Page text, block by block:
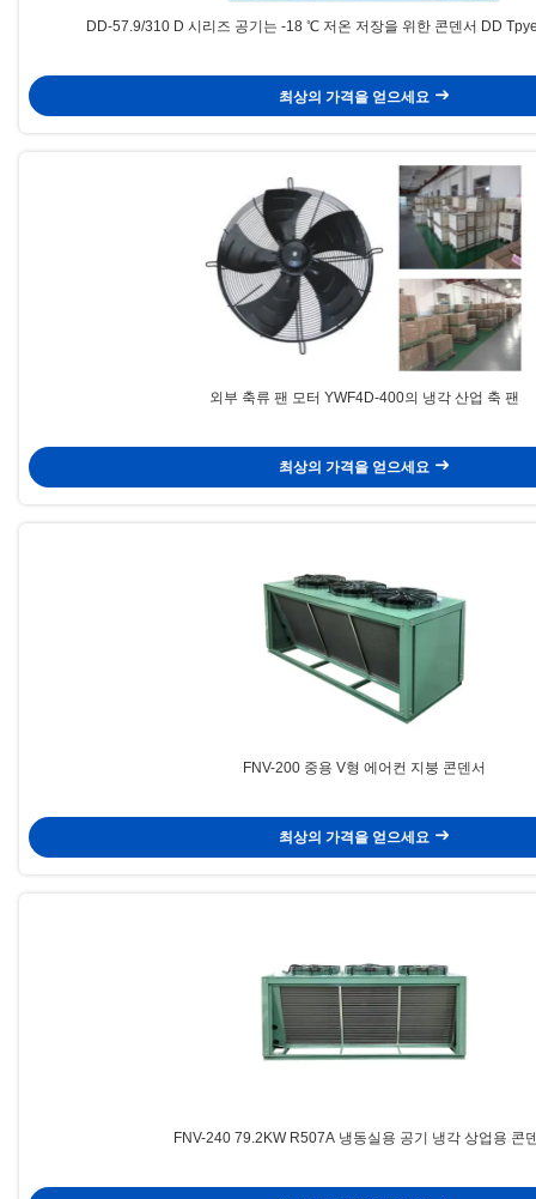
DD-57.9/310 D 시리즈 공기는 -18 ℃ 저온 저장을 위한 콘덴서 DD
최상의 가격을 얻으세요
외부 축류 팬 모터 YWF4D-400의 냉각 산업 축 팬
최상의 가격을 얻으세요
FNV-200 중용 V형 에어컨 지붕 콘덴서
최상의 가격을 얻으세요
FNV-240 79.2KW R507A 냉동실용 공기 냉각 상업용 콘